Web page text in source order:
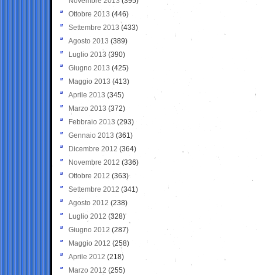
Ottobre 2013 (446)
Settembre 2013 (433)
Agosto 2013 (389)
Luglio 2013 (390)
Giugno 2013 (425)
Maggio 2013 (413)
Aprile 2013 (345)
Marzo 2013 (372)
Febbraio 2013 (293)
Gennaio 2013 (361)
Dicembre 2012 (364)
Novembre 2012 (336)
Ottobre 2012 (363)
Settembre 2012 (341)
Agosto 2012 (238)
Luglio 2012 (328)
Giugno 2012 (287)
Maggio 2012 (258)
Aprile 2012 (218)
Marzo 2012 (255)